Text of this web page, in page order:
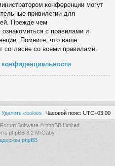
конференции могут
привилегии для
Прежде чем
ознакомиться с правилами и
Помните, что ваше
согласие со всеми правилами.
Часовой пояс: UTC+03:00
Удалить cookies
Software © phpBB Limited
phpBB 3.2 MrGaby
phpBB